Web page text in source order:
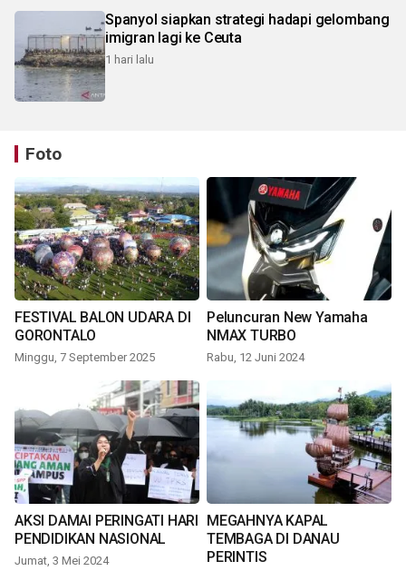
Spanyol siapkan strategi hadapi gelombang
imigran lagi ke Ceuta
1 hari lalu
Foto
FESTIVAL BALON UDARA DI
GORONTALO
Minggu, 7 September 2025
Peluncuran New Yamaha
NMAX TURBO
Rabu, 12 Juni 2024
AKSI DAMAI PERINGATI HARI
PENDIDIKAN NASIONAL
Jumat, 3 Mei 2024
MEGAHNYA KAPAL
TEMBAGA DI DANAU
PERINTIS